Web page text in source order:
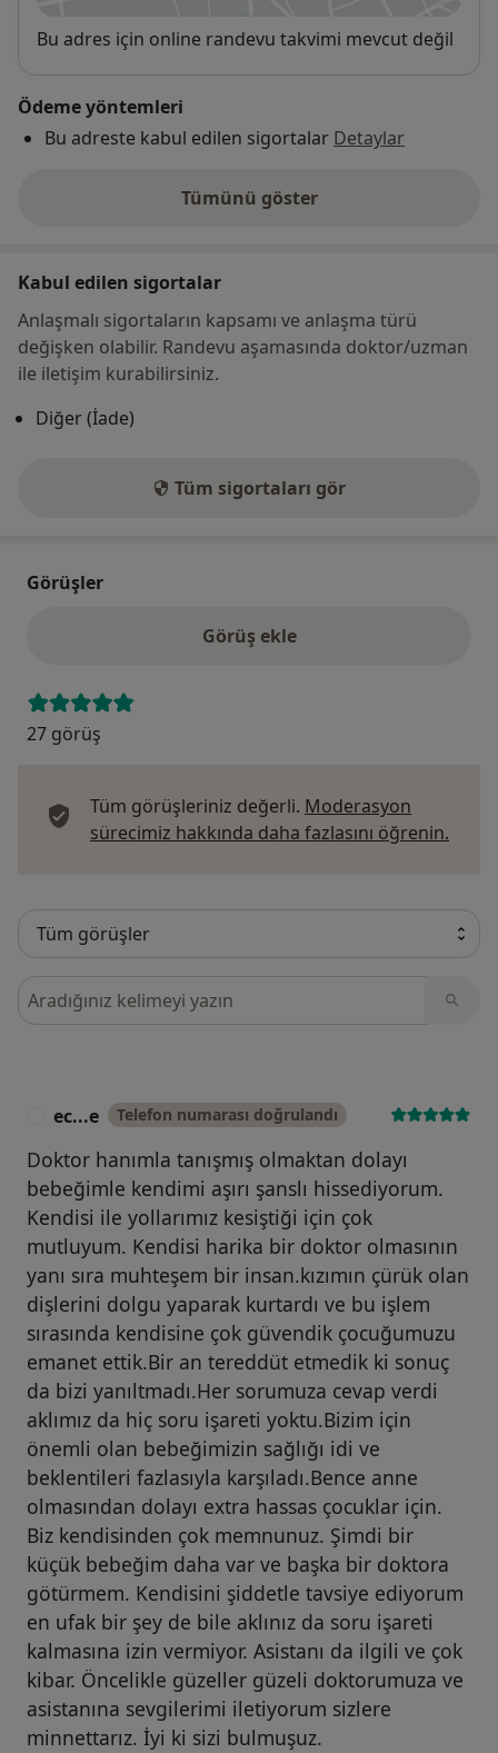
Uygunluk
Bu adres için online randevu takvimi mevcut değil
Ödeme yöntemleri
Bu adreste kabul edilen sigortalar Detaylar
Tümünü göster
adres hakkında
Kabul edilen sigortalar
Anlaşmalı sigortaların kapsamı ve anlaşma türü
değişken olabilir. Randevu aşamasında doktor/uzman
ile iletişim kurabilirsiniz.
Diğer (İade)
Tüm sigortaları gör
Görüşler
Görüş ekle
27 görüş
Tüm görüşleriniz değerli. Moderasyon
sürecimiz hakkında daha fazlasını öğrenin.
Görüşler içerisinde ara
ec...e Telefon numarası doğrulandı
Doktor hanımla tanışmış olmaktan dolayı
bebeğimle kendimi aşırı şanslı hissediyorum.
Kendisi ile yollarımız kesiştiği için çok
mutluyum. Kendisi harika bir doktor olmasının
yanı sıra muhteşem bir insan.kızımın çürük olan
dişlerini dolgu yaparak kurtardı ve bu işlem
sırasında kendisine çok güvendik çocuğumuzu
emanet ettik.Bir an tereddüt etmedik ki sonuç
da bizi yanıltmadı.Her sorumuza cevap verdi
aklımız da hiç soru işareti yoktu.Bizim için
önemli olan bebeğimizin sağlığı idi ve
beklentileri fazlasıyla karşıladı.Bence anne
olmasından dolayı extra hassas çocuklar için.
Biz kendisinden çok memnunuz. Şimdi bir
küçük bebeğim daha var ve başka bir doktora
götürmem. Kendisini şiddetle tavsiye ediyorum
en ufak bir şey de bile aklınız da soru işareti
kalmasına izin vermiyor. Asistanı da ilgili ve çok
kibar. Öncelikle güzeller güzeli doktorumuza ve
asistanına sevgilerimi iletiyorum sizlere
minnettarız. İyi ki sizi bulmuşuz.